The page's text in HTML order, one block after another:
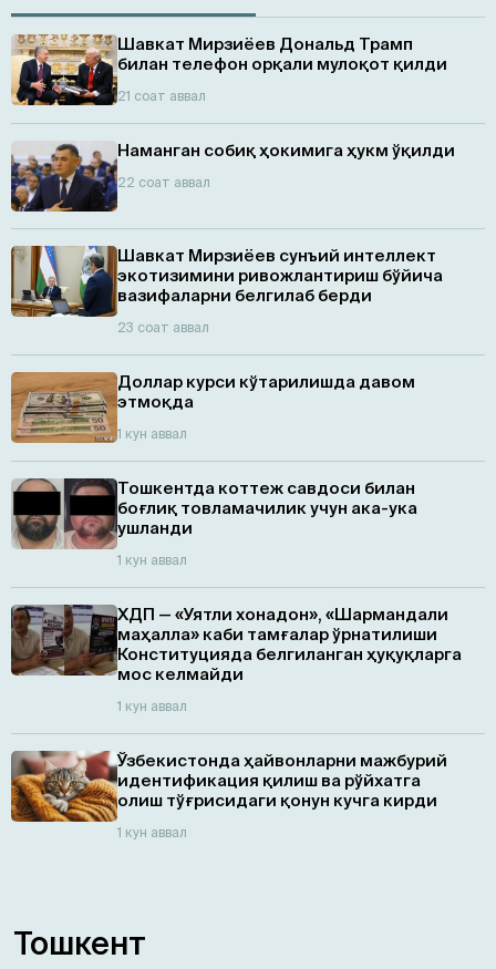
Шавкат Мирзиёев Дональд Трамп
билан телефон орқали мулоқот қилди
21 соат аввал
Наманган собиқ ҳокимига ҳукм ўқилди
22 соат аввал
Шавкат Мирзиёев сунъий интеллект
экотизимини ривожлантириш бўйича
вазифаларни белгилаб берди
23 соат аввал
Доллар курси кўтарилишда давом
этмоқда
1 кун аввал
Тошкентда коттеж савдоси билан
боғлиқ товламачилик учун ака-ука
ушланди
1 кун аввал
ХДП — «Уятли хонадон», «Шармандали
маҳалла» каби тамғалар ўрнатилиши
Конституцияда белгиланган ҳуқуқларга
мос келмайди
1 кун аввал
Ўзбекистонда ҳайвонларни мажбурий
идентификация қилиш ва рўйхатга
олиш тўғрисидаги қонун кучга кирди
1 кун аввал
Тошкент